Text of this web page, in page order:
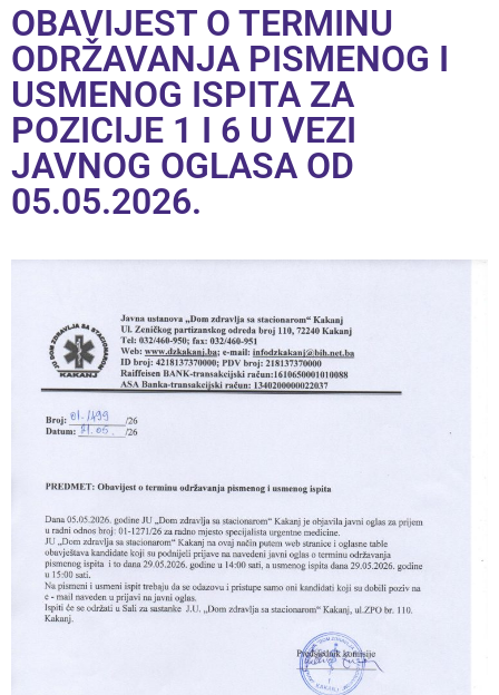
OBAVIJEST O TERMINU
ODRŽAVANJA PISMENOG I
USMENOG ISPITA ZA
POZICIJE 1 I 6 U VEZI
JAVNOG OGLASA OD
05.05.2026.